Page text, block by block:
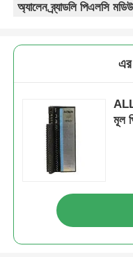
অ্যালেন ব্র্যাডলি পিএলসি
এর
মূল